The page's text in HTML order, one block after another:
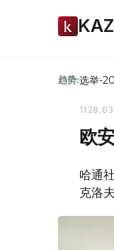
趋势:选举-
11:28,
欧
哈通
克洛